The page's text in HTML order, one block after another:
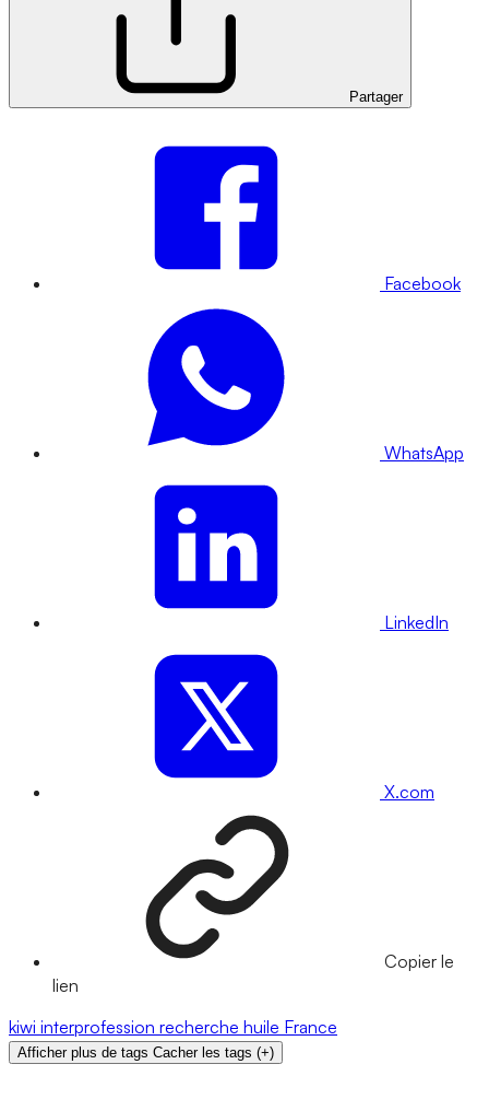
Partager
Facebook
WhatsApp
LinkedIn
X.com
Copier le
lien
kiwi interprofession recherche huile France
Afficher plus de tags Cacher les tags (+)